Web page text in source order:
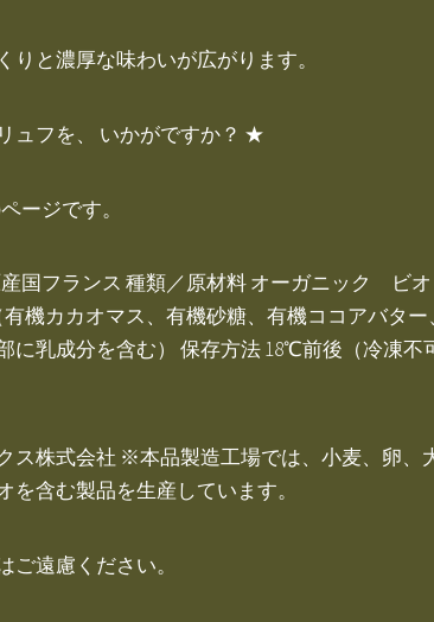
と濃厚な味わいが広がります。
ュフを、 いかがですか？ ★
ージです。
国フランス 種類／原材料 オーガニック
機カカオマス、有機砂糖、有機ココアバタ
に乳成分を含む） 保存方法 18℃前後（冷凍
ス株式会社 ※本品製造工場では、小麦、卵、
を含む製品を生産しています。
遠慮ください。